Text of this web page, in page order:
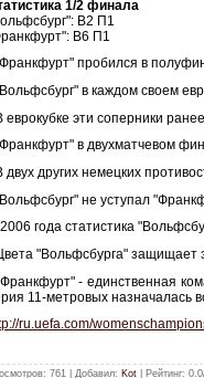
1/2 финала
В2 П1
В6 П1
пробился в
в каждом своем
еврокубке эти соперники
в двухматчевом
двух других немецких
не уступал
года статистика
"Вольфсбурга" защищает
- единственная
11-метровых назначалась
ru.uefa.com/
: 761 | Добавил: Kot Рейтинг: 0.0